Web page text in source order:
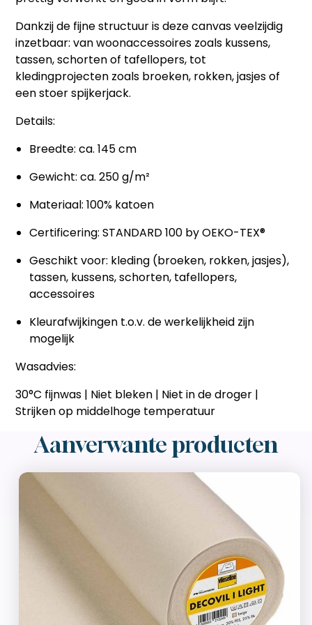
Dankzij de fijne structuur is deze canvasveelzijdig
inzetbaar: van woonaccessoires zoals kussens,
tassen, schorten of tafellopers, tot
kledingprojecten zoals broeken, rokken, jasjes of
een stoer spijkerjack.
Details:
Breedte: ca. 145 cm
Gewicht: ca. 250 g/m²
Materiaal: 100% katoen
Certificering: STANDARD 100 by OEKO-TEX®
Geschikt voor: kleding (broeken, rokken, jasjes),
tassen, kussens, schorten, tafellopers,
accessoires
Kleurafwijkingen t.o.v. de werkelijkheid zijn
mogelijk
Wasadvies:
30°C fijnwas | Niet bleken | Niet in de droger |
Strijken op middelhoge temperatuur
Aanverwante producten